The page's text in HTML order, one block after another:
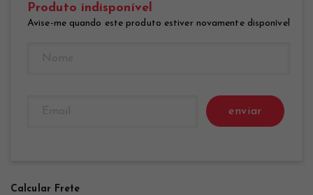
Produto indisponível
Avise-me quando este produto estiver novamente disponível
enviar
Calcular Frete